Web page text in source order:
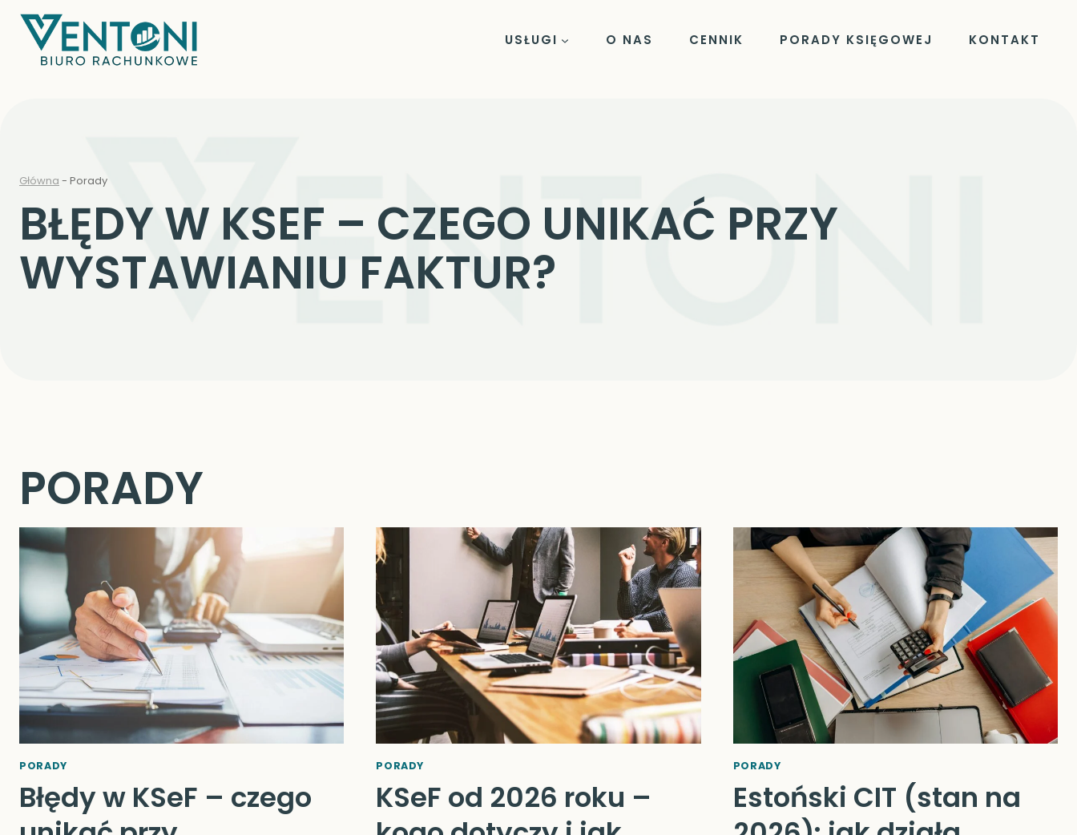
Przejdź
USŁUGI O NAS CENNIK PORADY KSIĘGOWEJ KONTAKT
Główna - Porady
BŁĘDY W KSEF – CZEGO UNIKAĆ PRZY
WYSTAWIANIU FAKTUR?
PORADY
PORADY
Błędy w KSeF – czego
PORADY
KSeF od 2026 roku –
PORADY
Estoński CIT (stan na